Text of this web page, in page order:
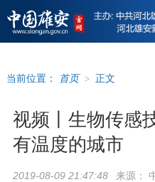
当前位置： 首页 > 正文
视频丨生物传感
有温度的城市
2019-08-09 21:47:48 来源：